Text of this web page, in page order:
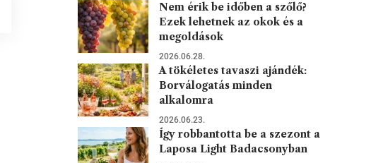
Nem érik be időben a szőlő?
Ezek lehetnek az okok és a
megoldások
2026.06.28.
A tökéletes tavaszi ajándék:
Borválogatás minden
alkalomra
2026.06.23.
Így robbantotta be a szezont a
Laposa Light Badacsonyban